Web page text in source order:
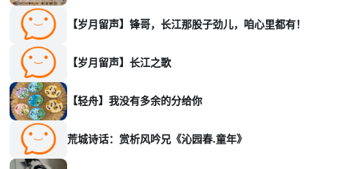
【岁月留声】锋哥，长江那股子劲儿，咱心里都有！
【岁月留声】长江之歌
【轻舟】我没有多余的分给你
荒城诗话：赏析风吟兄《沁园春.童年》